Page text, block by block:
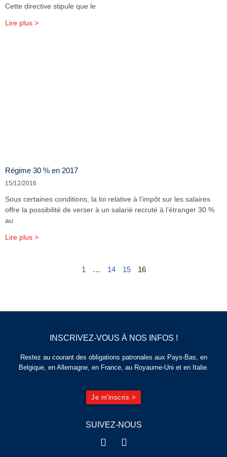
Cette directive stipule que le
Lire plus >
Régime 30 % en 2017
15/12/2016
Sous certaines conditions, la loi relative à l’impôt sur les salaires
offre la possibilité de verser à un salarié recruté à l’étranger 30 %
au
Lire plus >
1 … 14 15 16
SUIVEZ-NOUS
INSCRIVEZ-VOUS À NOS INFOS !
Restez au courant des obligations patronales aux Pays-Bas, en
Belgique, en Allemagne, en France, au Royaume-Uni et en Italie.
Je m'inscris >